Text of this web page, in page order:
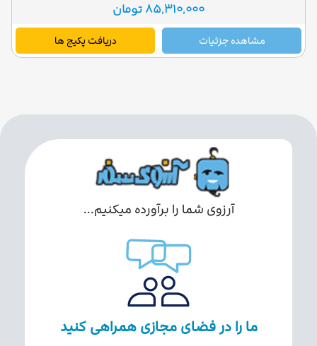
85,310,000 تومان
مشاهده جزئیات دریافت پکیج ها
آرزوی شما را برآورده میکنیم...
ما را در فضای مجازی همراهی کنید